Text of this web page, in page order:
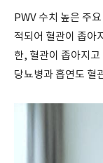
PWV 수치 높은 주
적되어 혈관이 좁아
한, 혈관이 좁아지고
당뇨병과 흡연도 혈